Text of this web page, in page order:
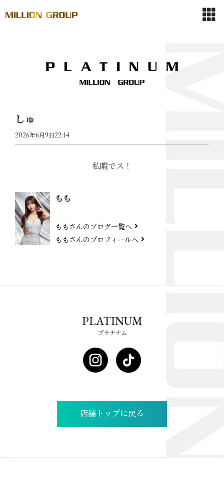
しゅ
2026年6月9日22:14
私暇でス！
もも
ももさんのブログ一覧へ
ももさんのプロフィールへ
PLATINUM
プラチナム
店舗トップに戻る